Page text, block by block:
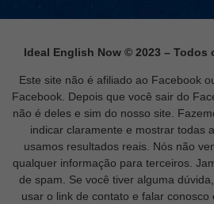
Ideal English Now © 2023 –
Este site não é afiliado ao Facebook
Facebook. Depois que você sair do
não é deles e sim do nosso site.
indicar claramente e mostrar todas
usamos resultados reais. Nós não
qualquer informação para terceiros.
de spam. Se você tiver alguma
usar o link de contato e falar